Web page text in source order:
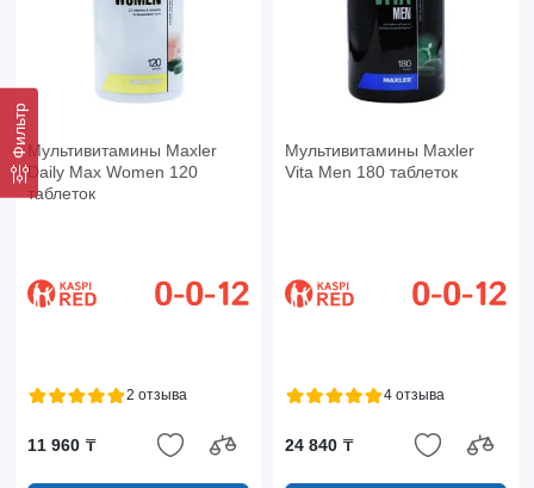
ФильтрМультивитамины Maxler
Daily Max Women 120
таблеток
2 отзыва
11 960 ₸
Мультивитамины Maxler
Vita Men 180 таблеток
4 отзыва
24 840 ₸